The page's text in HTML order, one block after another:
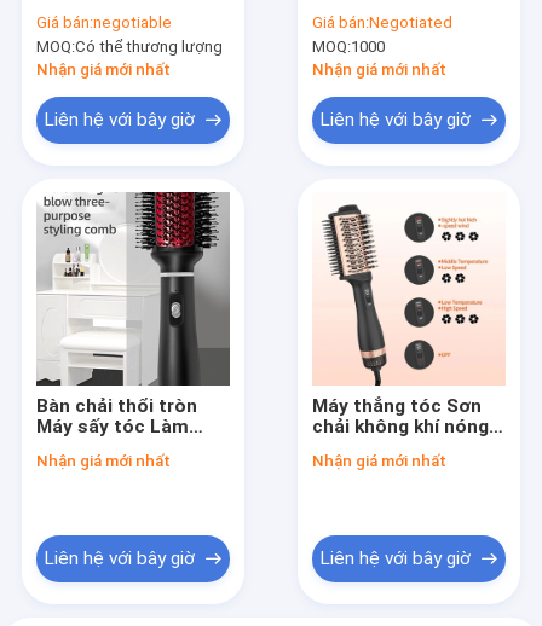
Giá bán:negotiable
MOQ:Có thể thương lượng
Nhận giá mới nhất
Liên hệ với bây giờ
phát điện Frizz Miễn
phí
Giá bán:Negotiated
MOQ:1000
Nhận giá mới nhất
Liên hệ với bây giờ
Bàn chải thổi tròn
Máy sấy tóc Làm
làm nóng Titan Một
Nhận giá mới nhất
Liên hệ với bây giờ
Máy thẳng tóc Sơn
chải không khí nóng
trong 1 Máy sấy tóc
Nhận giá mới nhất
Liên hệ với bây giờ